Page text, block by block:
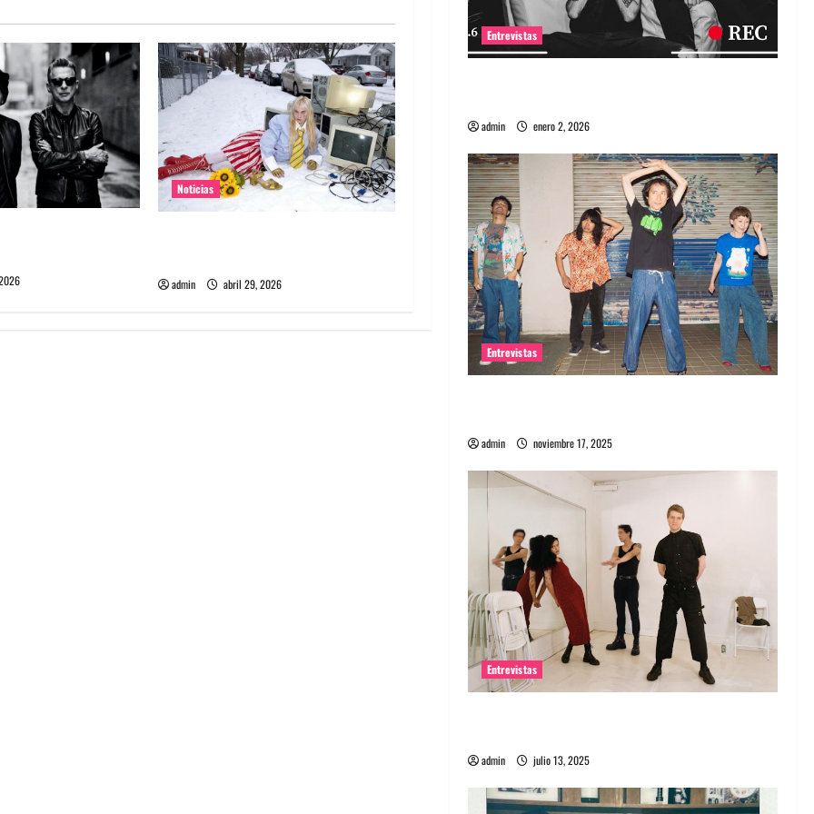
Noticias
admin abril 29, 2026
Entrevistas
admin enero 2, 2026
Entrevistas
admin noviembre 17, 2025
Entrevistas
admin julio 13, 2025